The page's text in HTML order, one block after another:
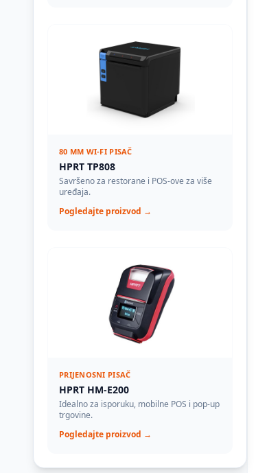
80 MM WI-FI PISAČ
HPRT TP808
Savršeno za restorane i POS-ove za više
uređaja.
Pogledajte proizvod →
PRIJENOSNI PISAČ
HPRT HM-E200
Idealno za isporuku, mobilne POS i pop-up
trgovine.
Pogledajte proizvod →